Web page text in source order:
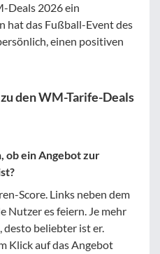
Deals 2026 ein
hat das Fußball-Event des
einen positiven
den WM-Tarife-Deals
ob ein Angebot zur
Score. Links neben dem
Nutzer es feiern. Je mehr
beliebter ist er.
Klick auf das Angebot